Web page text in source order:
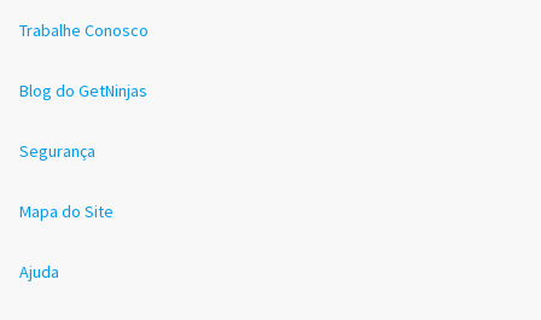
Trabalhe Conosco
Blog do GetNinjas
Segurança
Mapa do Site
Ajuda